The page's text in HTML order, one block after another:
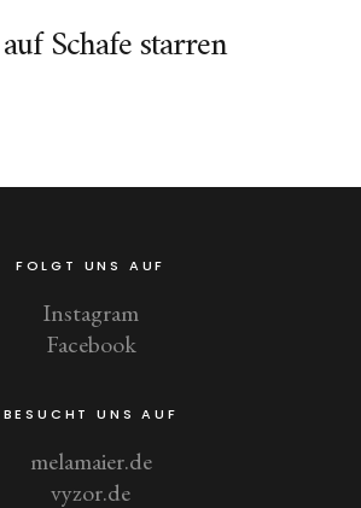
Schafe starren
FOLGT UNS AUF
Instagram
Facebook
BESUCHT UNS AUF
melamaier.de
vyzor.de